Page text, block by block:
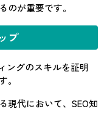
のが重要です。
プ
ングのスキルを証明
。
現代において、SEO知